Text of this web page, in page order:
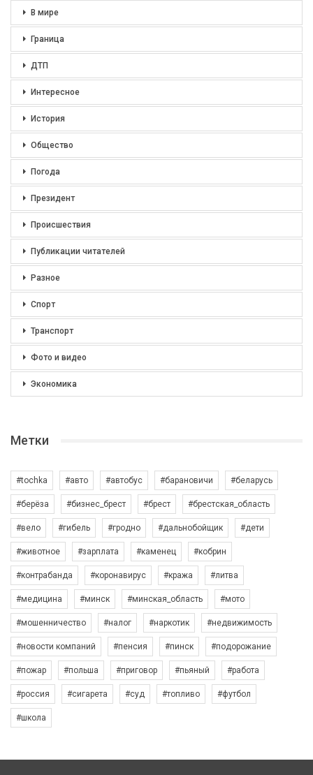
В мире
Граница
ДТП
Интересное
История
Общество
Погода
Президент
Происшествия
Публикации читателей
Разное
Спорт
Транспорт
Фото и видео
Экономика
Метки
#tochka #авто #автобус #барановичи #беларусь
#берёза #бизнес_брест #брест #брестская_область
#вело #гибель #гродно #дальнобойщик #дети
#животное #зарплата #каменец #кобрин
#контрабанда #коронавирус #кража #литва
#медицина #минск #минская_область #мото
#мошенничество #налог #наркотик #недвижимость
#новости компаний #пенсия #пинск #подорожание
#пожар #польша #приговор #пьяный #работа
#россия #сигарета #суд #топливо #футбол
#школа